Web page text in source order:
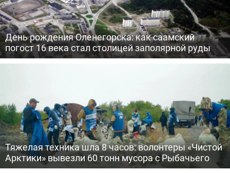
День рождения Оленегорска: как саамский
погост 16 века стал столицей заполярной руды
Тяжелая техника шла 8 часов: волонтеры «Чистой
Арктики» вывезли 60 тонн мусора с Рыбачьего